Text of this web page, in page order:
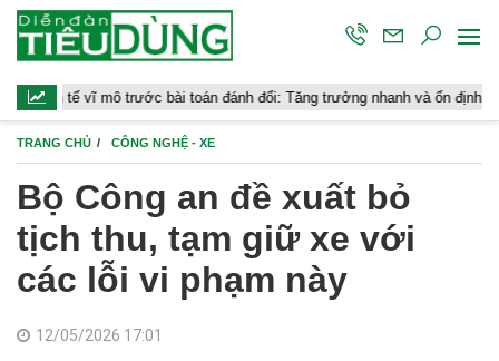
mô trước bài toán đánh đổi: Tăng trưởng nhanh và ổn định bền vững
TRANG CHỦ CÔNG NGHỆ - XE
Bộ Công an đề xuất bỏ
tịch thu, tạm giữ xe với
các lỗi vi phạm này
12/05/2026 17:01